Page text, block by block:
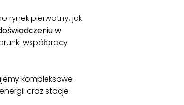
rynek pierwotny, jak
w
współpracy
kompleksowe
oraz stacje